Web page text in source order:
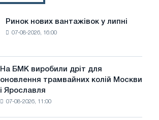
Ринок нових вантажівок у липні
07-08-2026, 16:00
На БМК виробили дріт для
оновлення трамвайних колій Москви
і Ярославля
07-08-2026, 11:00